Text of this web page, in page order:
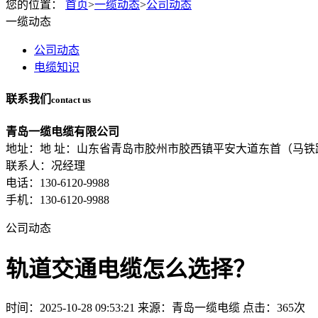
您的位置： 首页>一缆动态>公司动态
一缆动态
公司动态
电缆知识
联系我们 contact us
青岛一缆电缆有限公司
地址：地 址：山东省青岛市胶州市胶西镇平安大道东首（马
联系人：况经理
电话：130-6120-9988
手机：130-6120-9988
公司动态
轨道交通电缆怎么选择？
时间：2025-10-28 09:53:21 来源：青岛一缆电缆 点击：365次